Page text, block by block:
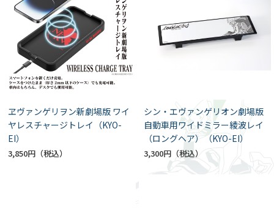
ヱヴァンゲリヲン新劇場版 ワイ
ヤレスチャージトレイ（KYO-
EI）
3,850円
シン・エヴァンゲリオン劇場版
自動車用ワイドミラー綾波レイ
（ロングヘア）（KYO-EI）
3,300円